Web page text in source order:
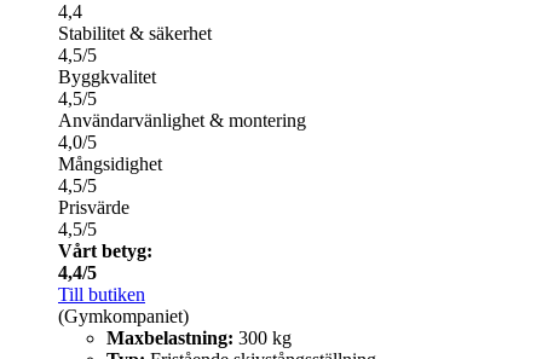
4,4
Stabilitet & säkerhet
4,5/5
Byggkvalitet
4,5/5
Användarvänlighet & montering
4,0/5
Mångsidighet
4,5/5
Prisvärde
4,5/5
Vårt betyg:
4,4/5
Till butiken
(Gymkompaniet)
Maxbelastning: 300 kg